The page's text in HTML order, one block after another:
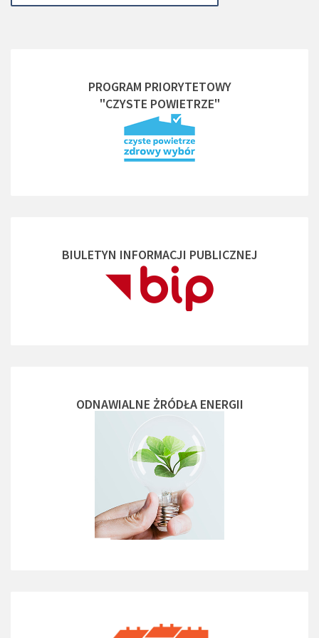
PROGRAM PRIORYTETOWY
"CZYSTE POWIETRZE"
BIULETYN INFORMACJI PUBLICZNEJ
ODNAWIALNE ŻRÓDŁA ENERGII